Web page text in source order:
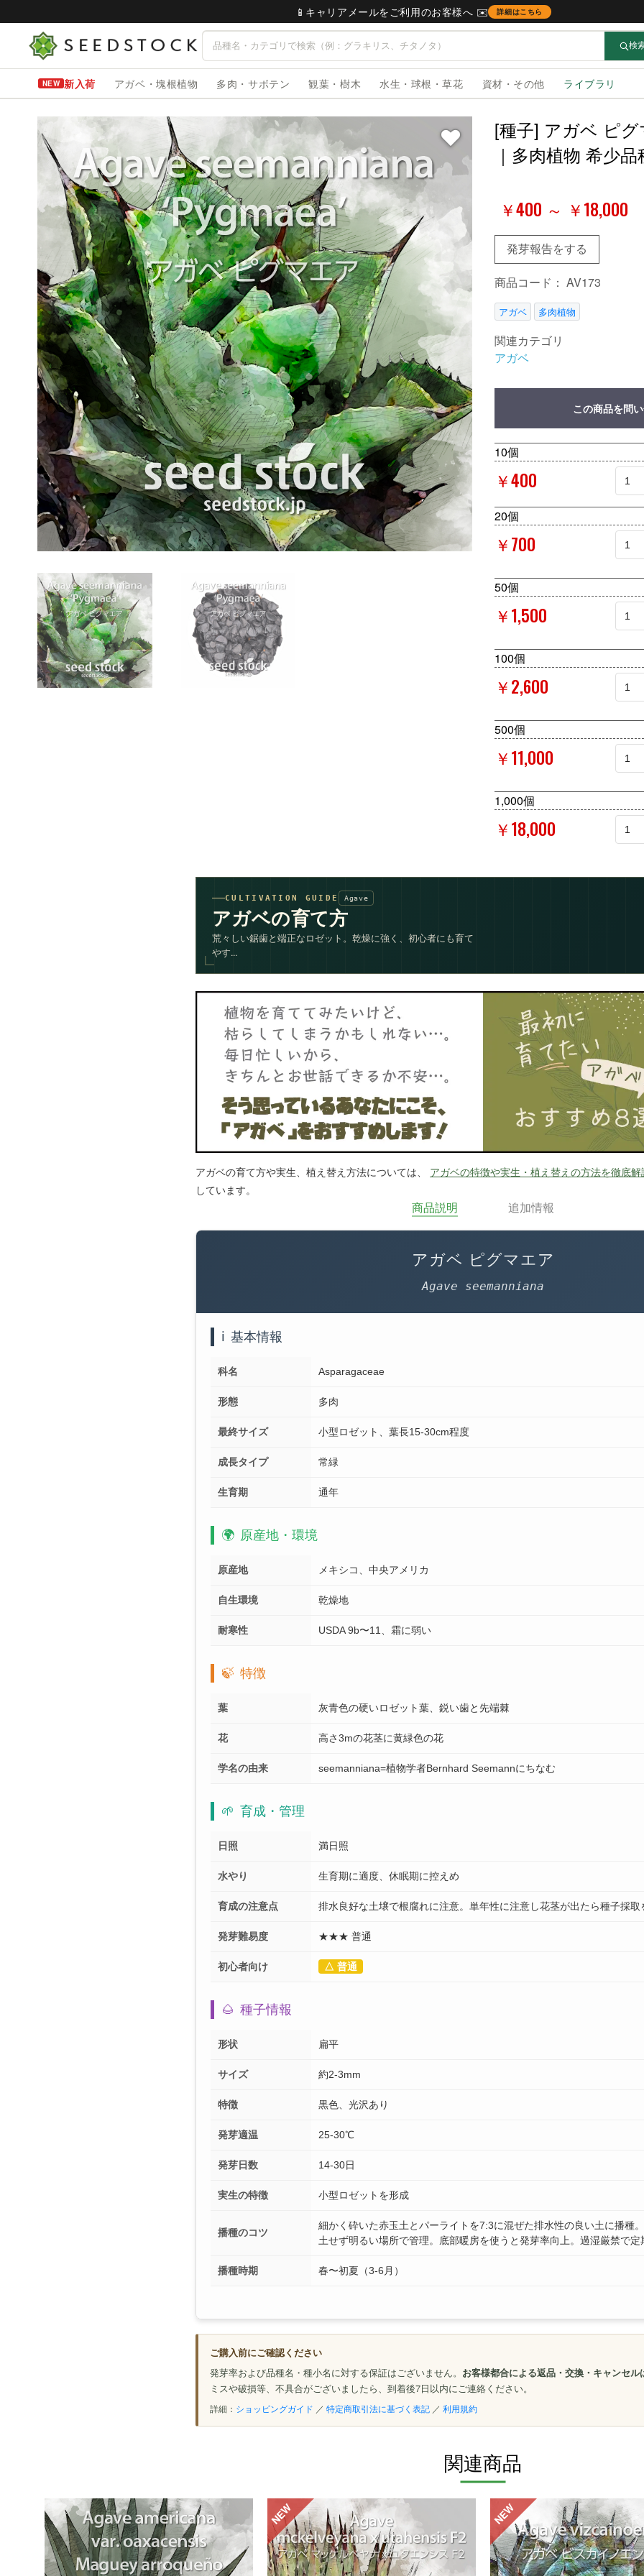
📱キャリアメールをご利用のお客様へ ✉️ 詳細はこちら
検
新入荷 アガベ・塊根植物 多肉・サボテン 観葉・樹木 水生・球根・草花 資材・その他 ライブラリ
[種子] アガベ ピグ
｜多肉植物 希少
￥400 ～ ￥18,000
発芽報告をする
商品コード： AV173
アガベ 多肉植物
関連カテゴリ
アガベ
この商品を問
10個
￥400
20個
￥700
50個
￥1,500
100個
￥2,600
500個
￥11,000
1,000個
￥18,000
CULTIVATION GUIDE Agave
アガベの育て方
荒々しい鋸歯と端正なロゼット。乾燥に強く、初心者にも育て
やす...
アガベの育て方や実生、植え替え方法については、 アガベの特徴や実生・植え替えの方法を徹底解
しています。
商品説明 追加情報
アガベ ピグマエア
Agave seemanniana
ℹ️ 基本情報
科名 Asparagaceae
形態 多肉
最終サイズ 小型ロゼット、葉長15-30cm程度
成長タイプ 常緑
生育期 通年
🌍 原産地・環境
原産地 メキシコ、中央アメリカ
自生環境 乾燥地
耐寒性 USDA 9b〜11、霜に弱い
🍃 特徴
葉 灰青色の硬いロゼット葉、鋭い歯と先端棘
花 高さ3mの花茎に黄緑色の花
学名の由来 seemanniana=植物学者Bernhard Seemannにちなむ
🌱 育成・管理
日照 満日照
水やり 生育期に適度、休眠期に控えめ
育成の注意点 排水良好な土壌で根腐れに注意。単年性に注意し花茎が出たら種子採取
発芽難易度 ★★★ 普通
初心者向け △ 普通
🌰 種子情報
形状 扁平
サイズ 約2-3mm
特徴 黒色、光沢あり
発芽適温 25-30℃
発芽日数 14-30日
実生の特徴 小型ロゼットを形成
播種のコツ
細かく砕いた赤玉土とパーライトを7:3に混ぜた排水性の良い土に播種
土せず明るい場所で管理。底部暖房を使うと発芽率向上。過湿厳禁で定
播種時期 春〜初夏（3-6月）
ご購入前にご確認ください
発芽率および品種名・種小名に対する保証はございません。 お客様都合による返品・交換・キャンセ
ミスや破損等、不具合がございましたら、到着後7日以内にご連絡ください。
詳細： ショッピングガイド ／ 特定商取引法に基づく表記 ／ 利用規約
関連商品
NEW NEW